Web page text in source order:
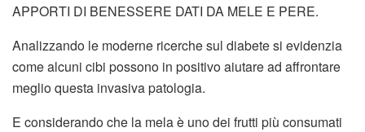
APPORTI DI BENESSERE DATI DA MELE E PERE.
Analizzando le moderne ricerche sul diabete si evidenzia
come alcuni cibi possono in positivo aiutare ad affrontare
meglio questa invasiva patologia.
E considerando che la mela è uno dei frutti più consumati